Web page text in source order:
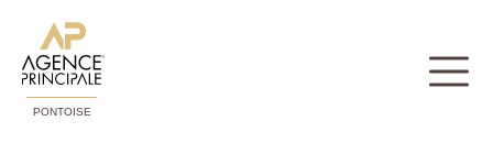
PONTOISE